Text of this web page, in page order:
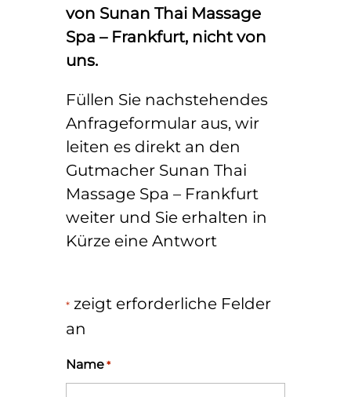
von Sunan Thai Massage
Spa – Frankfurt, nicht von
uns.
Füllen Sie nachstehendes
Anfrageformular aus, wir
leiten es direkt an den
Gutmacher Sunan Thai
Massage Spa – Frankfurt
weiter und Sie erhalten in
Kürze eine Antwort
*zeigt erforderliche Felder
an
Name *